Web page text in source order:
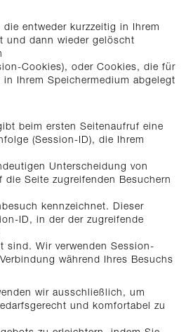
entweder kurzzeitig in Ihrem
und dann wieder gelöscht
Cookies), oder Cookies, die für
Ihrem Speichermedium abgelegt
beim ersten Seitenaufruf eine
(Session-ID), die Ihrem
Unterscheidung von
Seite zugreifenden Besuchern
kennzeichnet. Dieser
ID, in der der zugreifende
sind. Wir verwenden Session-
während Ihres Besuchs
wir ausschließlich, um
und komfortabel zu